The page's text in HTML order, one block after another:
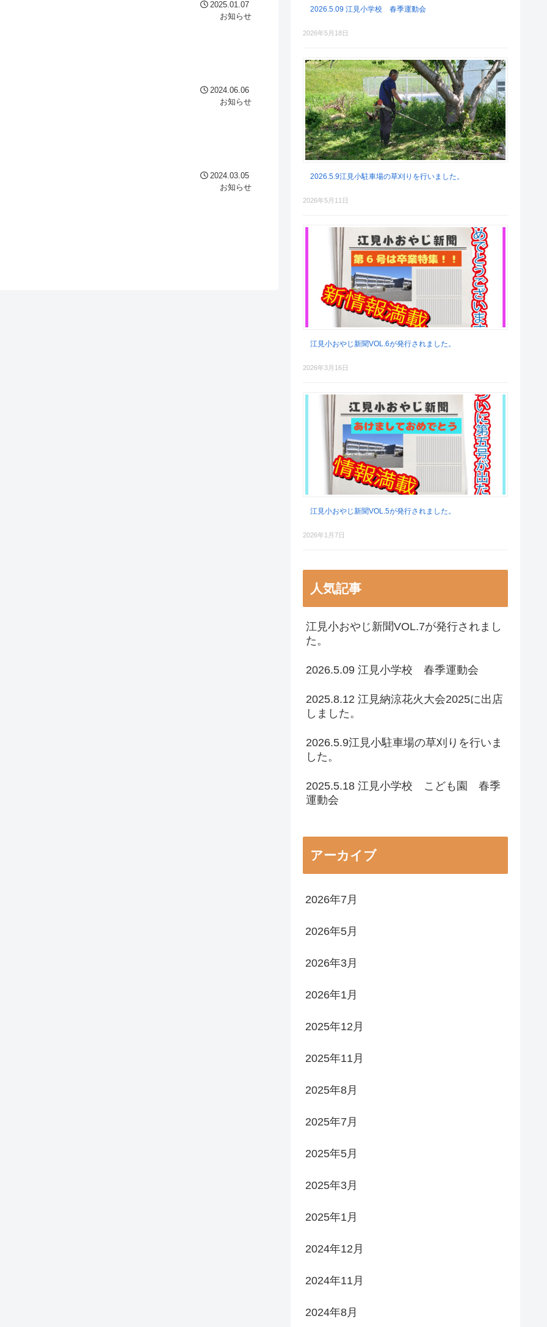
2025.01.07
お知らせ
2024.06.06
お知らせ
2024.03.05
お知らせ
2026.5.09 江見小学校 春季運動会
2026年5月18日
2026.5.9江見小駐車場の草刈りを行いました。
2026年5月11日
江見小おやじ新聞VOL.6が発行されました。
2026年3月16日
江見小おやじ新聞VOL.5が発行されました。
2026年1月7日
人気記事
江見小おやじ新聞VOL.7が発行されまし
た。
2026.5.09 江見小学校 春季運動会
2025.8.12 江見納涼花火大会2025に出店
しました。
2026.5.9江見小駐車場の草刈りを行いま
した。
2025.5.18 江見小学校 こども園 春季
運動会
アーカイブ
2026年7月
2026年5月
2026年3月
2026年1月
2025年12月
2025年11月
2025年8月
2025年7月
2025年5月
2025年3月
2025年1月
2024年12月
2024年11月
2024年8月